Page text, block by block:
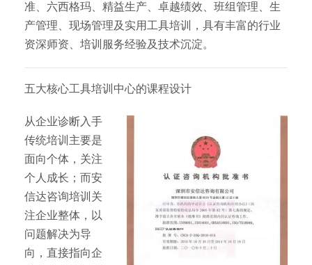
准、六西格玛、精益生产、卓越绩效、班组管理、生
产管理、现场管理及实用工具培训，具有丰富的行业
资深师资、培训服务经验及技术沉淀。
五大核心工具培训中心的课程设计
从企业诊断入手
传统培训主要是
面向个体，关注
个人成长；而安
信达咨询培训关
注企业整体，以
问题解决为导
向，直接指向企